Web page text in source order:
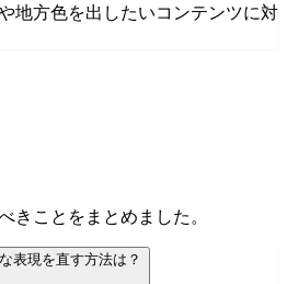
地方色を出したいコンテンツに対
きことをまとめました。
表現を直す方法は？